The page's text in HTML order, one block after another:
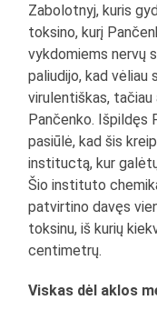
Zabolotnyj, kuris
toksino, kurį
vykdomiems nervų
paliudijo, kad vėliau
virulentiškas, tačiau
Pančenko. Išpildęs
pasiūlė, kad šis
instituctą, kur
Šio instituto
patvirtino davęs
toksinu, iš kurių
centimetrų.
Viskas dėl aklos